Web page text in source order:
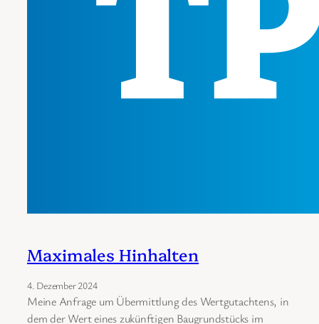
Maximales Hinhalten
4. Dezember 2024
Meine Anfrage um Übermittlung des Wertgutachtens, in
dem der Wert eines zukünftigen Baugrundstücks im